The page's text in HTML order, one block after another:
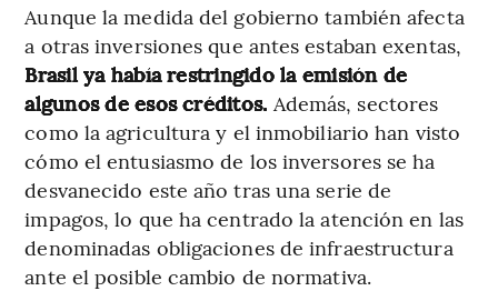
Aunque la medida del gobierno también afecta
a otras inversiones que antes estaban exentas,
Brasil ya había restringido la emisión de
algunos de esos créditos. Además, sectores
como la agricultura y el inmobiliario han visto
cómo el entusiasmo de los inversores se ha
desvanecido este año tras una serie de
impagos, lo que ha centrado la atención en las
denominadas obligaciones de infraestructura
ante el posible cambio de normativa.